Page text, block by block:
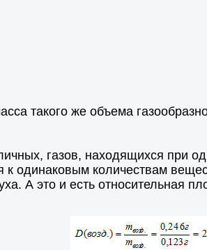
такого же объема
газов, находящихся при
одинаковым количествам
А это и есть относительная